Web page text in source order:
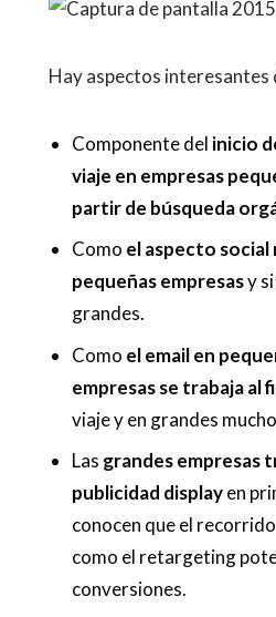
Hay aspectos interesantes
Componente del inicio
viaje en empresas
partir de búsqueda
Como el aspecto social
pequeñas empresasy
grandes.
Como el email en
empresas se trabaja al
viaje y en grandes
Las grandes empresas
publicidad displayen
conocen que el
como el retargeting
conversiones.